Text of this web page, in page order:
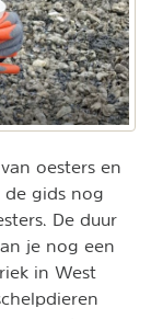
oesters en
de gids nog
De duur
je nog een
in West